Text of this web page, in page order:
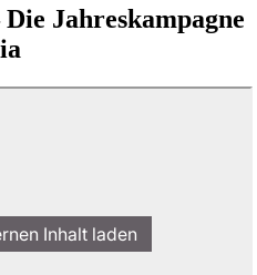
Jahreskampagne